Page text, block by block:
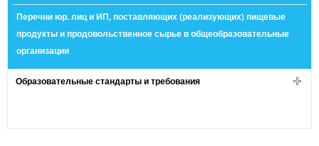
Перечни юр. лиц и ИП, поставляющих (реализующих) пищевые
продукты и продовольственное сырье в общеобразовательные
организации
Образовательные стандарты и требования